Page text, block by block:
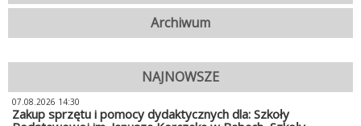
Archiwum
NAJNOWSZE
07.08.2026 14:30
Zakup sprzętu i pomocy dydaktycznych dla: Szkoły